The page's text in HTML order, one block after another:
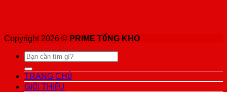
Copyright 2026 © PRIME TỔNG KHO
Tìm
kiếm:
TRANG CHỦ
GIỚI THIỆU